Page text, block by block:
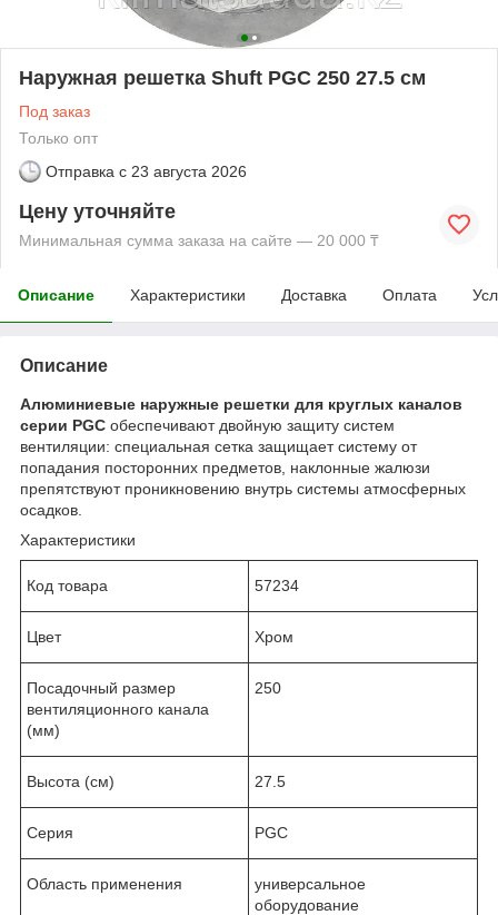
Наружная решетка Shuft PGC 250 27.5 см
Под заказ
Только опт
Отправка с 23 августа 2026
Цену уточняйте
Минимальная сумма заказа на сайте — 20 000 ₸
Описание Характеристики Доставка Оплата
Описание
Алюминиевые наружные решетки для круглых каналов
серии PGC обеспечивают двойную защиту систем
вентиляции: специальная сетка защищает систему от
попадания посторонних предметов, наклонные жалюзи
препятствуют проникновению внутрь системы атмосферных
осадков.
Характеристики
Код товара 57234
Цвет Хром
Посадочный размер
вентиляционного канала
(мм)
250
Высота (см) 27.5
Серия PGC
Область применения
универсальное
оборудование